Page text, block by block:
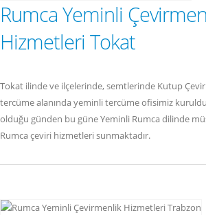
Rumca Yeminli
Hizmetleri Tokat
Tokat ilinde ve ilçelerinde, semtlerinde Kutup
tercüme alanında yeminli tercüme ofisimiz
olduğu günden bu güne Yeminli Rumca dilinde
Rumca çeviri hizmetleri sunmaktadır.